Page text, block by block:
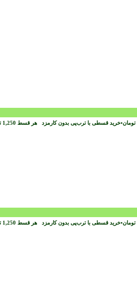
تومان•خرید قسطی با ترب‌پی بدون کارمزد هر قسط 1,250
تومان•خرید قسطی با ترب‌پی بدون کارمزد هر قسط 1,250